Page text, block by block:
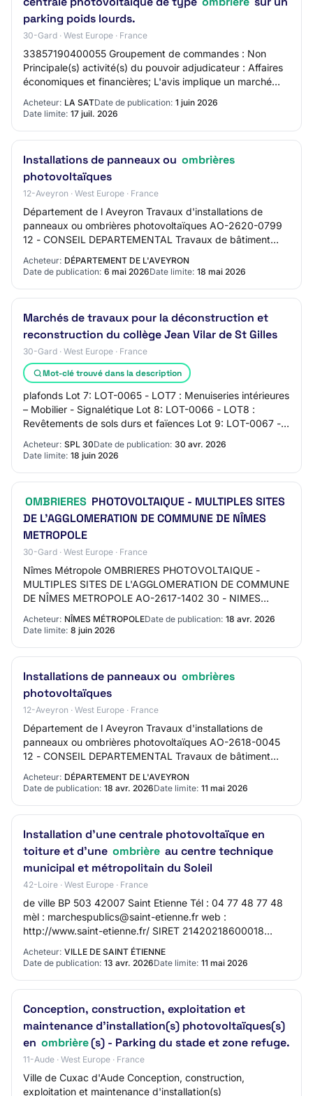
parking poids lourds.
30-Gard · West Europe · France
33857190400055 Groupement de commandes : Non
Principale(s) activité(s) du pouvoir adjudicateur : Affaires
économiques et financières; L'avis implique un marché
Acheteur: LA SATDate de publication: 1 juin 2026
Date limite: 17 juil. 2026
Installations de panneaux ou ombrières
photovoltaïques
12-Aveyron · West Europe · France
Département de l Aveyron Travaux d'installations de
panneaux ou ombrières photovoltaïques AO-2620-0799
12 - CONSEIL DEPARTEMENTAL Travaux de bâtiment
Procédure adaptée Mise en ligne : 06/05/2026 Limi…
Acheteur: DÉPARTEMENT DE L'AVEYRON
Date de publication: 6 mai 2026Date limite: 18 mai 2026
Marchés de travaux pour la déconstruction et
reconstruction du collège Jean Vilar de St Gilles
30-Gard · West Europe · France
Mot-clé trouvé dans la description
plafonds Lot 7: LOT-0065 - LOT7 : Menuiseries intérieures
– Mobilier - Signalétique Lot 8: LOT-0066 - LOT8 :
Revêtements de sols durs et faïences Lot 9: LOT-0067 -
Acheteur: SPL 30Date de publication: 30 avr. 2026
Date limite: 18 juin 2026
OMBRIERES PHOTOVOLTAIQUE - MULTIPLES SITES
DE L'AGGLOMERATION DE COMMUNE DE NÎMES
METROPOLE
30-Gard · West Europe · France
Nîmes Métropole OMBRIERES PHOTOVOLTAIQUE -
MULTIPLES SITES DE L'AGGLOMERATION DE COMMUNE
DE NÎMES METROPOLE AO-2617-1402 30 - NIMES
METROPOLE Services Autres Mise en ligne : 18/04/2026
Limite de répo…
Acheteur: NÎMES MÉTROPOLEDate de publication: 18 avr. 2026
Date limite: 8 juin 2026
Installations de panneaux ou ombrières
photovoltaïques
12-Aveyron · West Europe · France
Département de l Aveyron Travaux d'installations de
panneaux ou ombrières photovoltaïques AO-2618-0045
12 - CONSEIL DEPARTEMENTAL Travaux de bâtiment
Procédure adaptée Mise en ligne : 18/04/2026 Limi…
Acheteur: DÉPARTEMENT DE L'AVEYRON
Date de publication: 18 avr. 2026Date limite: 11 mai 2026
Installation d'une centrale photovoltaïque en
toiture et d'une ombrière au centre technique
municipal et métropolitain du Soleil
42-Loire · West Europe · France
de ville BP 503 42007 Saint Etienne Tél : 04 77 48 77 48
mèl : marchespublics@saint-etienne.fr web :
http://www.saint-etienne.fr/ SIRET 21420218600018
Groupement de commandes : Non Principale(s) acti…
Acheteur: VILLE DE SAINT ÉTIENNE
Date de publication: 13 avr. 2026Date limite: 11 mai 2026
Conception, construction, exploitation et
maintenance d'installation(s) photovoltaïques(s)
en ombrière(s) - Parking du stade et zone refuge.
11-Aude · West Europe · France
Ville de Cuxac d'Aude Conception, construction,
exploitation et maintenance d'installation(s)